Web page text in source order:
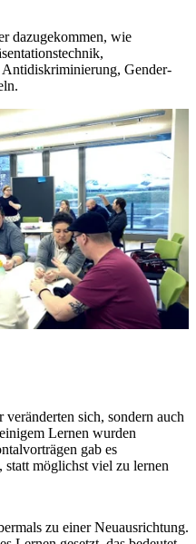
dazugekommen, wie
Gender-
sich, sondern auch
Lernen wurden
gab es
möglichst viel zu lernen
zu einer Neuausrichtung.